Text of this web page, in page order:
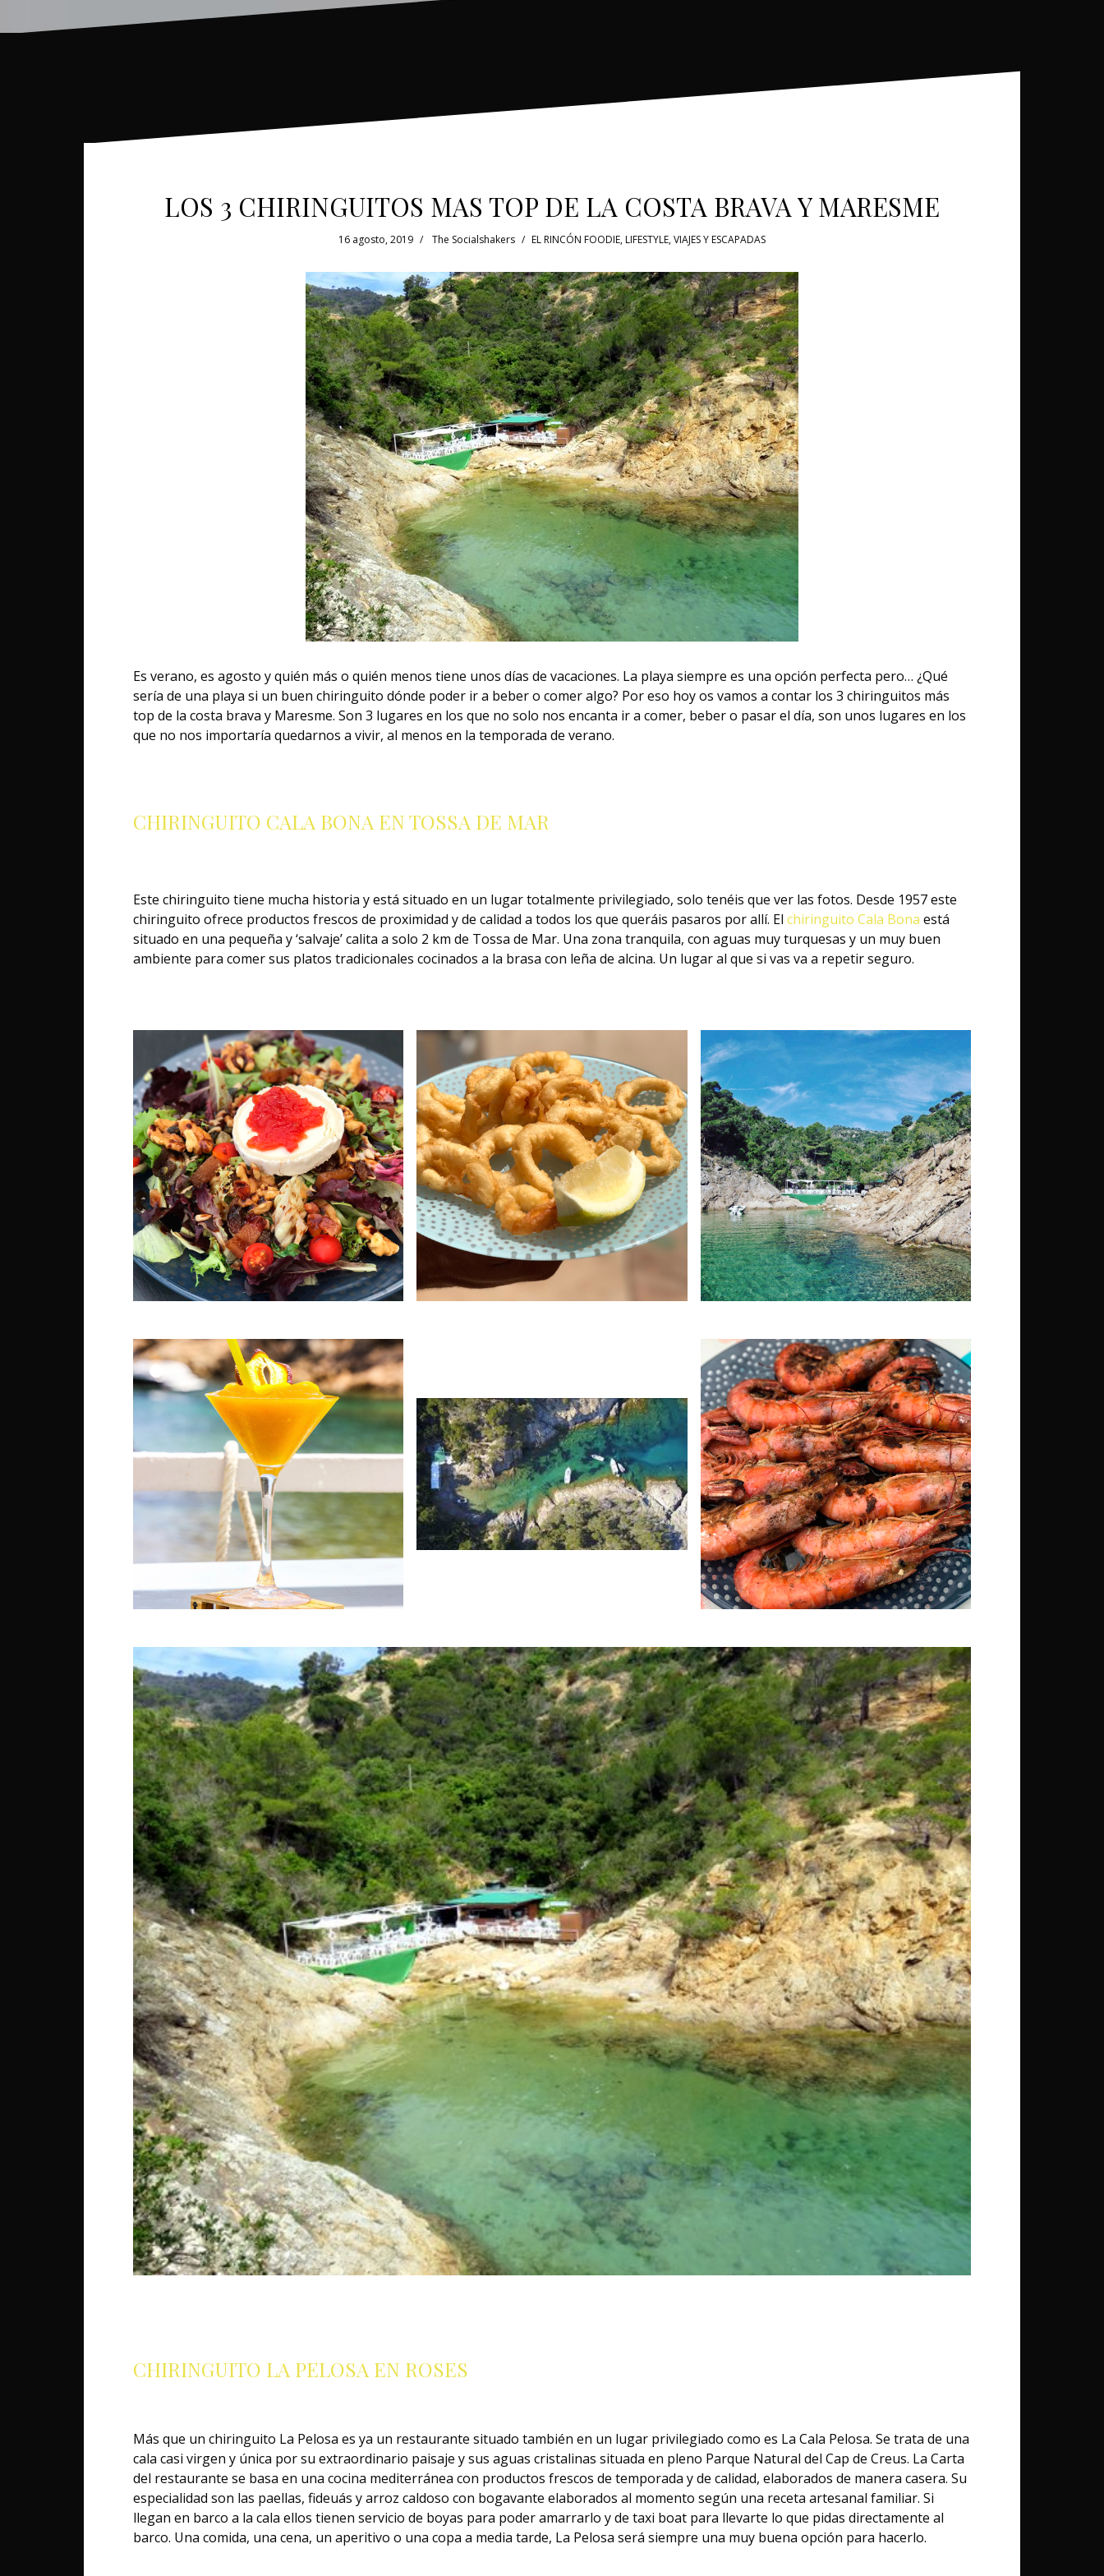
LOS 3 CHIRINGUITOS MAS TOP DE LA COSTA BRAVA Y MARESME
16 agosto, 2019 The Socialshakers EL RINCÓN FOODIE,LIFESTYLE,VIAJES Y ESCAPADAS
Es verano, es agosto y quién más o quién menos tiene unos días de vacaciones. La playa siempre es una opción perfecta pero… ¿Qué
sería de una playa si un buen chiringuito dónde poder ir a beber o comer algo? Por eso hoy os vamos a contar los 3 chiringuitos más
top de la costa brava y Maresme. Son 3 lugares en los que no solo nos encanta ir a comer, beber o pasar el día, son unos lugares en los
que no nos importaría quedarnos a vivir, al menos en la temporada de verano.
CHIRINGUITO CALA BONA EN TOSSA DE MAR
Este chiringuito tiene mucha historia y está situado en un lugar totalmente privilegiado, solo tenéis que ver las fotos. Desde 1957 este
chiringuito ofrece productos frescos de proximidad y de calidad a todos los que queráis pasaros por allí. El chiringuito Cala Bona está
situado en una pequeña y ‘salvaje’ calita a solo 2 km de Tossa de Mar. Una zona tranquila, con aguas muy turquesas y un muy buen
ambiente para comer sus platos tradicionales cocinados a la brasa con leña de alcina. Un lugar al que si vas va a repetir seguro.
CHIRINGUITO LA PELOSA EN ROSES
Más que un chiringuito La Pelosa es ya un restaurante situado también en un lugar privilegiado como es La Cala Pelosa. Se trata de una
cala casi virgen y única por su extraordinario paisaje y sus aguas cristalinas situada en pleno Parque Natural del Cap de Creus. La Carta
del restaurante se basa en una cocina mediterránea con productos frescos de temporada y de calidad, elaborados de manera casera. Su
especialidad son las paellas, fideuás y arroz caldoso con bogavante elaborados al momento según una receta artesanal familiar. Si
llegan en barco a la cala ellos tienen servicio de boyas para poder amarrarlo y de taxi boat para llevarte lo que pidas directamente al
barco. Una comida, una cena, un aperitivo o una copa a media tarde, La Pelosa será siempre una muy buena opción para hacerlo.